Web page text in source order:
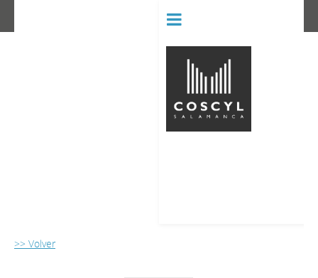
>> Volver